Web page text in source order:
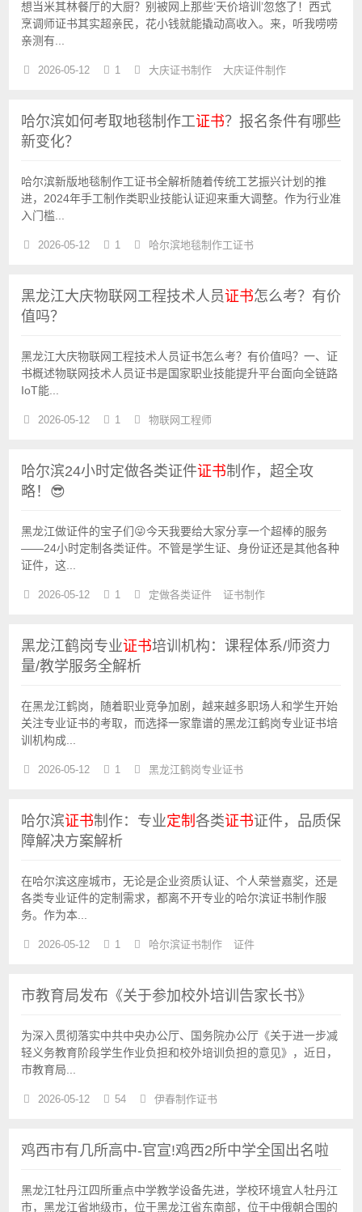
想当米其林餐厅的大厨？别被网上那些‘天价培训’忽悠了！西式
烹调师证书其实超亲民，花小钱就能撬动高收入。来，听我唠唠
亲测有...
2026-05-12 1 大庆证书制作 大庆证件制作
哈尔滨如何考取地毯制作工证书？报名条件有哪些
新变化？
哈尔滨新版地毯制作工证书全解析随着传统工艺振兴计划的推
进，2024年手工制作类职业技能认证迎来重大调整。作为行业准
入门槛...
2026-05-12 1 哈尔滨地毯制作工证书
黑龙江大庆物联网工程技术人员证书怎么考？有价
值吗？
黑龙江大庆物联网工程技术人员证书怎么考？有价值吗？一、证
书概述物联网技术人员证书是国家职业技能提升平台面向全链路
IoT能...
2026-05-12 1 物联网工程师
哈尔滨24小时定做各类证件证书制作，超全攻
略！😎
黑龙江做证件的宝子们😜今天我要给大家分享一个超棒的服务
——24小时定制各类证件。不管是学生证、身份证还是其他各种
证件，这...
2026-05-12 1 定做各类证件 证书制作
黑龙江鹤岗专业证书培训机构：课程体系/师资力
量/教学服务全解析
在黑龙江鹤岗，随着职业竞争加剧，越来越多职场人和学生开始
关注专业证书的考取，而选择一家靠谱的黑龙江鹤岗专业证书培
训机构成...
2026-05-12 1 黑龙江鹤岗专业证书
哈尔滨证书制作：专业定制 各类证书证件，品质保
障解决方案解析
在哈尔滨这座城市，无论是企业资质认证、个人荣誉嘉奖，还是
各类专业证件的定制需求，都离不开专业的哈尔滨证书制作服
务。作为本...
2026-05-12 1 哈尔滨证书制作 证件
市教育局发布《关于参加校外培训告家长书》
为深入贯彻落实中共中央办公厅、国务院办公厅《关于进一步减
轻义务教育阶段学生作业负担和校外培训负担的意见》，近日，
市教育局...
2026-05-12 54 伊春制作证书
鸡西市有几所高中-官宣!鸡西2所中学全国出名啦
黑龙江牡丹江四所重点中学教学设备先进，学校环境宜人牡丹江
市，黑龙江省地级市，位于黑龙江省东南部，位于中俄朝合围的